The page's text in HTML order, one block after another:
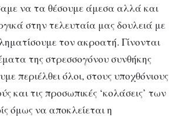
να τα θέσουμε άμεσα αλλά και
στην τελευταία μας δουλειά με
τον ακροατή. Γίνονται
της στρεσσογόνου συνθήκης
περιέλθει όλοι, στους υποχθόνιους
και τις προσωπικές ‘κολάσεις’ των
όμως να αποκλείεται η